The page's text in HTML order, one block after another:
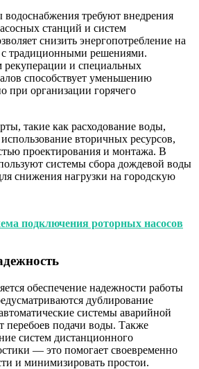
требуют внедрения
станций и систем
снизить энергопотребление на
традиционными решениями.
рекуперации и специальных
способствует уменьшению
при организации горячего
такие как расходование воды,
вторичных ресурсов,
проектирования и монтажа. В
системы сбора дождевой воды
снижения нагрузки на городскую
подключения роторных насосов
обеспечение надежности работы
дублирование
системы аварийной
перебоев подачи воды. Также
систем дистанционного
— это помогает своевременно
и минимизировать простои.